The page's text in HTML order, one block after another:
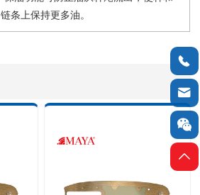
链条上保持更多油。



